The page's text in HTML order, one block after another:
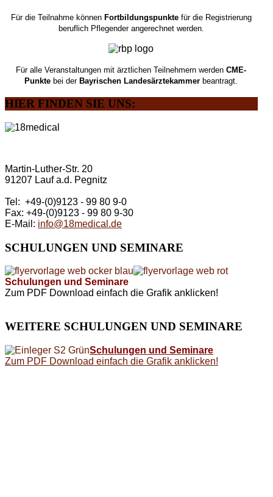
Für die Teilnahme könnenFortbildungspunktefür die Registrierung
beruflich Pflegender angerechnet werden.
Für alle Veranstaltungen mit ärztlichen Teilnehmern werdenCME-
Punkte bei derBayrischen Landesärztekammer beantragt.
HIER FINDEN SIE UNS:
Martin-Luther-Str. 20
91207 Lauf a.d. Pegnitz
Tel: +49-(0)9123 - 99 80 9-0
Fax: +49-(0)9123 - 99 80 9-30
E-Mail: info@18medical.de
SCHULUNGEN UND SEMINARE
Schulungen und Seminare
Zum PDF Download einfach die Grafik anklicken!
WEITERE SCHULUNGEN UND SEMINARE
Schulungen und Seminare
Zum PDF Download einfach die Grafik anklicken!